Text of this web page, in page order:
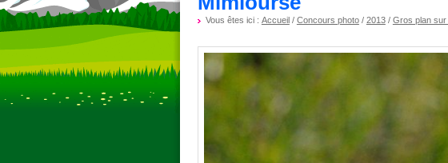
Vous êtes ici : Accueil/ Concours photo/ 2013/ Gros plan sur